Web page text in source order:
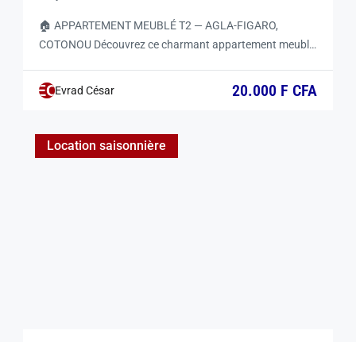
🏠 APPARTEMENT MEUBLÉ T2 — AGLA-FIGARO,
COTONOU Découvrez ce charmant appartement meublé
couloir, entièrement équipé et climatisé, situé à Agla-
Figaro, à seulement 2 minutes de la pharmacie Les
55″ Table à manger 🛏️ Chambre climatisée Lit […]
ECEvrad César 20.000 F CFA
Location saisonnière